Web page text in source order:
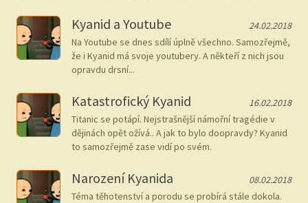
Kyanid a Youtube
24.02.2018
Na Youtube se dnes sdílí úplně všechno. Samozřejmě,
že i Kyanid má svoje youtubery. A někteří z nich jsou
opravdu drsní...
Katastrofický Kyanid
16.02.2018
Titanic se potápí. Nejstrašnější námořní tragédie v
dějinách opět ožívá.. A jak to bylo doopravdy? Kyanid
to samozřejmě zase vidí po svém.
Narození Kyanida
08.02.2018
Téma těhotenství a porodu se probírá stále dokola.